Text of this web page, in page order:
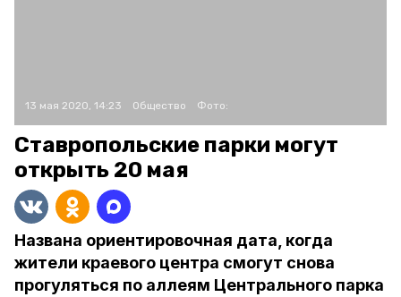
13 мая 2020, 14:23 Общество Фото:
Ставропольские парки могут
открыть 20 мая
Названа ориентировочная дата, когда
жители краевого центра смогут снова
прогуляться по аллеям Центрального парка